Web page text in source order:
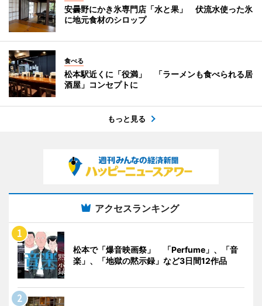
安曇野にかき氷専門店「水と果」 伏流水使った氷
に地元食材のシロップ
食べる
松本駅近くに「役満」 「ラーメンも食べられる居
酒屋」コンセプトに
もっと見る
アクセスランキング
松本で「爆音映画祭」 「Perfume」、「音
楽」、「地獄の黙示録」など3日間12作品